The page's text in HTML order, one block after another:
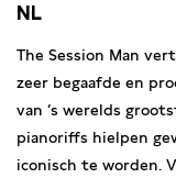
NL
The Session Man
zeer begaafde en
van ‘s werelds
pianoriffs hielpen
iconisch te worden.